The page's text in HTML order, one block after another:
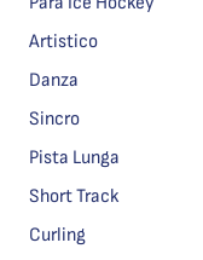
Artistico
Danza
Sincro
Pista Lunga
Short Track
Curling